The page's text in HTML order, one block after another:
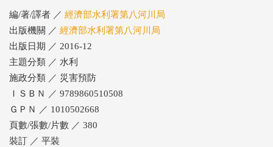
編/著/譯者 ／ 經濟部水利署第八河川局
出版機關 ／ 經濟部水利署第八河川局
出版日期 ／ 2016-12
主題分類 ／ 水利
施政分類 ／ 災害預防
ＩＳＢＮ ／ 9789860510508
ＧＰＮ ／ 1010502668
頁數/張數/片數 ／ 380
裝訂 ／ 平裝